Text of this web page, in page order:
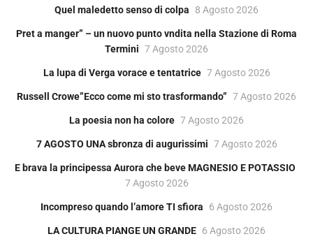
Quel maledetto senso di colpa 8 Agosto 2026
Pret a manger” – un nuovo punto vndita nella Stazione di Roma
Termini 7 Agosto 2026
La lupa di Verga vorace e tentatrice 7 Agosto 2026
Russell Crowe”Ecco come mi sto trasformando” 7 Agosto 2026
La poesia non ha colore 7 Agosto 2026
7 AGOSTO UNA sbronza di augurissimi 7 Agosto 2026
E brava la principessa Aurora che beve MAGNESIO E POTASSIO
7 Agosto 2026
Incompreso quando l’amore TI sfiora 6 Agosto 2026
LA CULTURA PIANGE UN GRANDE 6 Agosto 2026